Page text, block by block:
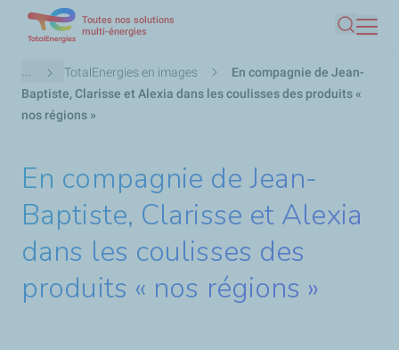
contenu
principal
Toutes nos solutions
multi-énergies
Fil
d'Ariane
... TotalEnergies en images
En compagnie de Jean-
Baptiste, Clarisse et Alexia dans les coulisses des produits «
nos régions »
En compagnie de Jean-
Baptiste, Clarisse et Alexia
dans les coulisses des
produits « nos régions »